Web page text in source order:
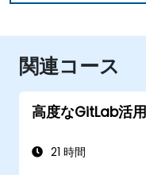
関連コース
高度なGitLab活用
21 時間